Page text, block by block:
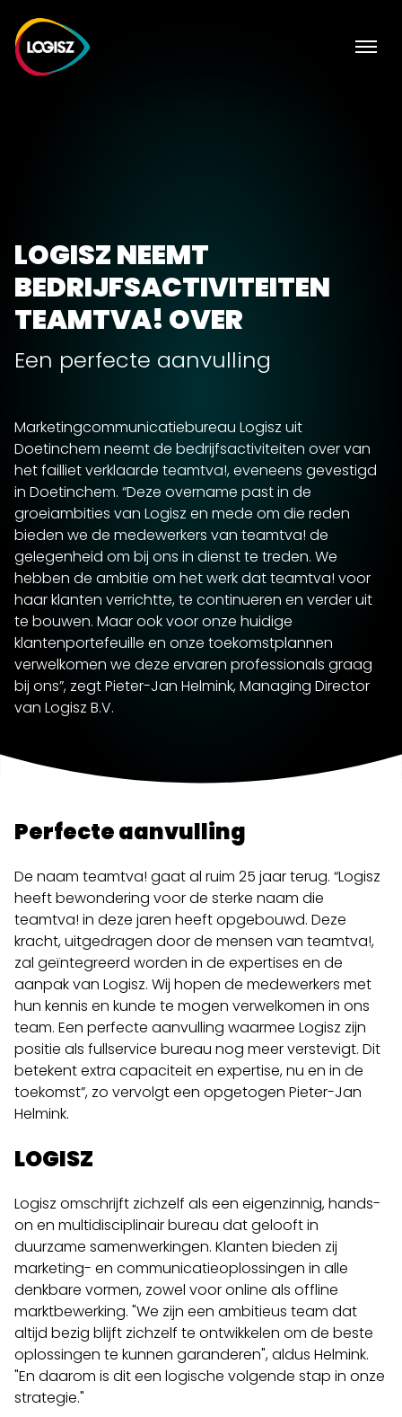
LOGISZ NEEMT
BEDRIJFSACTIVITEITEN
TEAMTVA! OVER
Een perfecte aanvulling
Marketingcommunicatiebureau Logisz uit
Doetinchem neemt de bedrijfsactiviteiten over van
het failliet verklaarde teamtva!, eveneens gevestigd
in Doetinchem. “Deze overname past in de
groeiambities van Logisz en mede om die reden
bieden we de medewerkers van teamtva! de
gelegenheid om bij ons in dienst te treden. We
hebben de ambitie om het werk dat teamtva! voor
haar klanten verrichtte, te continueren en verder uit
te bouwen. Maar ook voor onze huidige
klantenportefeuille en onze toekomstplannen
verwelkomen we deze ervaren professionals graag
bij ons”, zegt Pieter-Jan Helmink, Managing Director
van Logisz B.V.
Perfecte aanvulling
De naam teamtva! gaat al ruim 25 jaar terug. “Logisz
heeft bewondering voor de sterke naam die
teamtva! in deze jaren heeft opgebouwd. Deze
kracht, uitgedragen door de mensen van teamtva!,
zal geïntegreerd worden in de expertises en de
aanpak van Logisz. Wij hopen de medewerkers met
hun kennis en kunde te mogen verwelkomen in ons
team. Een perfecte aanvulling waarmee Logisz zijn
positie als fullservice bureau nog meer verstevigt. Dit
betekent extra capaciteit en expertise, nu en in de
toekomst”, zo vervolgt een opgetogen Pieter-Jan
Helmink.
LOGISZ
Logisz omschrijft zichzelf als een eigenzinnig, hands-
on en multidisciplinair bureau dat gelooft in
duurzame samenwerkingen. Klanten bieden zij
marketing- en communicatieoplossingen in alle
denkbare vormen, zowel voor online als offline
marktbewerking. "We zijn een ambitieus team dat
altijd bezig blijft zichzelf te ontwikkelen om de beste
oplossingen te kunnen garanderen", aldus Helmink.
"En daarom is dit een logische volgende stap in onze
strategie."